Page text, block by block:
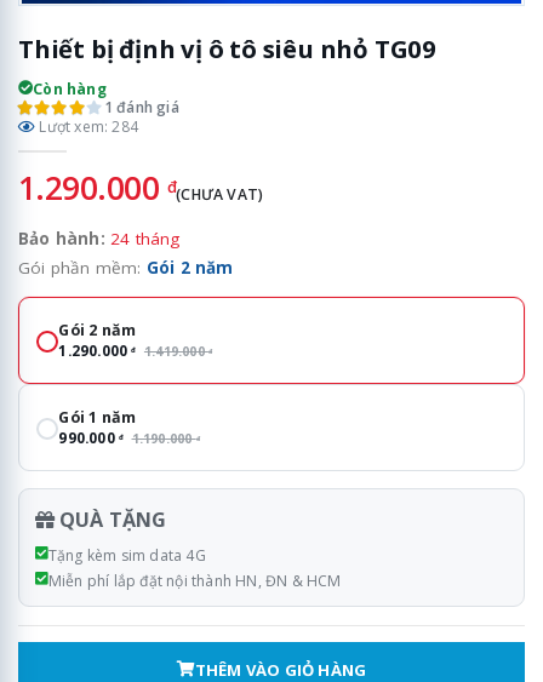
Thiết bị định vị ô tô siêu nhỏ TG09
Còn hàng
1 đánh giá
Lượt xem: 284
1.290.000 đ(CHƯA VAT)
Bảo hành: 24 tháng
Gói phần mềm: Gói 2 năm
Gói phần mềm
Gói 2 năm
1.290.000đ 1.419.000đ
Gói 1 năm
990.000 đ 1.190.000đ
QUÀ TẶNG
Tặng kèm sim data 4G
Miễn phí lắp đặt nội thành HN, ĐN & HCM
THÊM VÀO GIỎ HÀNG